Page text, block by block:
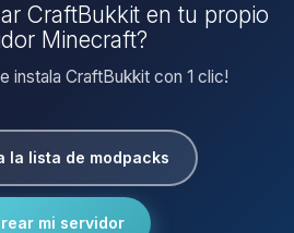
CraftBukkit en tu propio
Minecraft?
instala CraftBukkit con 1 clic!
la lista de modpacks
mi servidor